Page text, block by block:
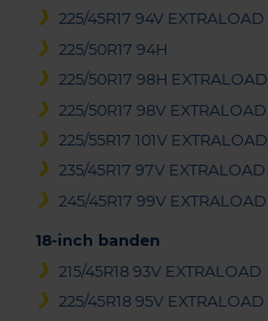
225/45R17 94V EXTRALOAD
225/50R17 94H
225/50R17 98H EXTRALOAD
225/50R17 98V EXTRALOAD
225/55R17 101V EXTRALOAD
235/45R17 97V EXTRALOAD
245/45R17 99V EXTRALOAD
18-inch banden
215/45R18 93V EXTRALOAD
225/45R18 95V EXTRALOAD